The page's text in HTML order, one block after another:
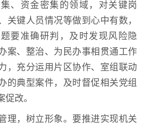
、资金密集的领域，对关键岗
关键人员情况等做到心中有数，
要准确研判，及时发现风险隐
案、整治、为民办事相贯通工作
，充分运用片区协作、室组联动
的典型案件，及时督促相关党组
促改。
理，树立形象。 要推进实现机关